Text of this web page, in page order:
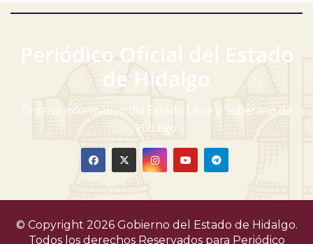
Periódico Oficial del Estado
de Hidalgo
Órgano informativo del Estado Libre y Soberano de
Hidalgo
© Copyright 2026 Gobierno del Estado de Hidalgo.
Todos los derechos Reservados para Periódico